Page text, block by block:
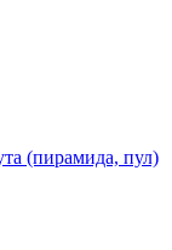
(пирамида, пул)